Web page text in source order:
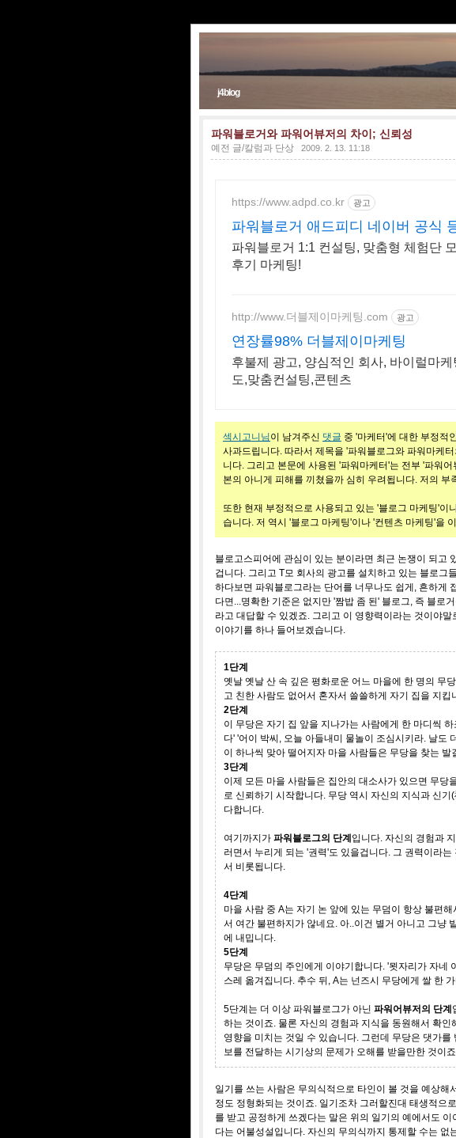
j4blog
파워블로거와 파워어뷰저의 차이; 신뢰성
예전 글/칼럼과 단상 2009. 2. 13. 11:18
https://www.adpd.co.kr 광고
파워블로거 애드피디 네이버 공식
파워블로거 1:1 컨설팅, 맞춤형 체험단
후기 마케팅!
http://www.더블제이마케팅.com 광고
연장률98% 더블제이마케팅
후불제 광고, 양심적인 회사, 바이럴마
도,맞춤컨설팅,콘텐츠
섹시고니님이 남겨주신 댓글 중 '마케터'에 대한 부정적
사과드립니다. 따라서 제목을 '파워블로그와 파워마케
니다. 그리고 본문에 사용된 '파워마케터'는 전부 '파워
본의 아니게 피해를 끼쳤을까 심히 우려됩니다. 저의 부
또한 현재 부정적으로 사용되고 있는 '블로그 마케팅'이
습니다. 저 역시 '블로그 마케팅'이나 '컨텐츠 마케팅'을
블로고스피어에 관심이 있는 분이라면 최근 논쟁이 되고
겁니다. 그리고 T모 회사의 광고를 설치하고 있는 블로그
하다보면 파워블로그라는 단어를 너무나도 쉽게, 흔하게
다면...명확한 기준은 없지만 '짬밥 좀 된' 블로그, 즉 블로
라고 대답할 수 있겠죠. 그리고 이 영향력이라는 것이야
이야기를 하나 들어보겠습니다.
1단계
옛날 옛날 산 속 깊은 평화로운 어느 마을에 한 명의 무
고 친한 사람도 없어서 혼자서 쓸쓸하게 자기 집을 지킵
2단계
이 무당은 자기 집 앞을 지나가는 사람에게 한 마디씩
다' '어이 박씨, 오늘 아들내미 물놀이 조심시키라. 날도
이 하나씩 맞아 떨어지자 마을 사람들은 무당을 찾는 발
3단계
이제 모든 마을 사람들은 집안의 대소사가 있으면 무
로 신뢰하기 시작합니다. 무당 역시 자신의 지식과 신
다합니다.
여기까지가 파워블로그의 단계입니다. 자신의 경험과
러면서 누리게 되는 '권력'도 있을겁니다. 그 권력이라
서 비롯됩니다.
4단계
마을 사람 중 A는 자기 논 앞에 있는 무덤이 항상 불편
서 여간 불편하지가 않네요. 아..이건 별거 아니고 그냥
에 내밉니다.
5단계
무당은 무덤의 주인에게 이야기합니다. '묏자리가 자네
스레 옮겨집니다. 추수 뒤, A는 넌즈시 무당에게 쌀 한
5단계는 더 이상 파워블로그가 아닌 파워어뷰저의 단계
하는 것이죠. 물론 자신의 경험과 지식을 동원해서 확
영향을 미치는 것일 수 있습니다. 그런데 무당은 댓가
보를 전달하는 시기상의 문제가 오해를 받을만한 것이죠.
일기를 쓰는 사람은 무의식적으로 타인이 볼 것을 예상
정도 정형화되는 것이죠. 일기조차 그러할진대 태생적으
를 받고 공정하게 쓰겠다는 말은 위의 일기의 예에서도
다는 어불성설입니다. 자신의 무의식까지 통제할 수는 없